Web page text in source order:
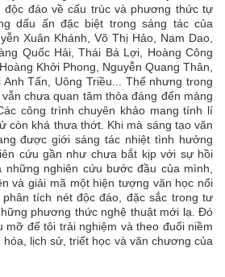
độc đáo về cấu trúc và phương thức tự
dấu ấn đặc biệt trong sáng tác của
Xuân Khánh, Võ Thị Hảo, Nam Dao,
Quốc Hải, Thái Bá Lợi, Hoàng Công
Khởi Phong, Nguyễn Quang Thân,
Anh Tấn, Uông Triều... Thế nhưng trong
chưa quan tâm thỏa đáng đến mảng
công trình chuyên khảo mang tính lí
còn khá thưa thớt. Khi mà sáng tạo văn
được giới sáng tác nhiệt tình hưởng
cứu gần như chưa bắt kịp với sự hồi
những nghiên cứu bước đầu của mình,
và giải mã một hiện tượng văn học nổi
tích nét độc đáo, đặc sắc trong tư
phương thức nghệ thuật mới lạ. Đó
mỡ để tôi trải nghiệm và theo đuổi niềm
lịch sử, triết học và văn chương của